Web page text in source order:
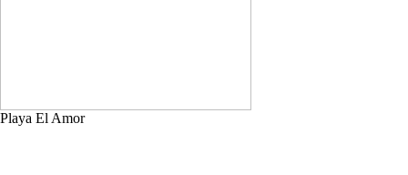
Playa El Amor